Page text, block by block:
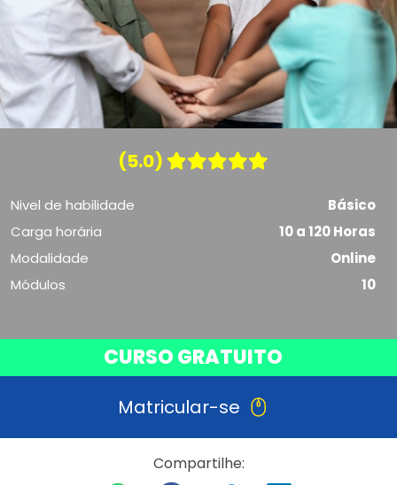
(5.0)
Nivel de habilidade
Básico
Carga horária
10 a 120 Horas
Modalidade
Online
Módulos
10
CURSO GRATUITO
Matricular-se
Compartilhe: